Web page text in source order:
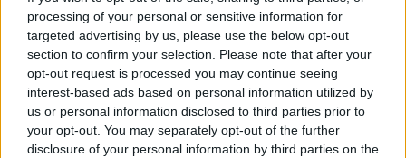
processing of your personal or sensitive information for
targeted advertising by us, please use the below opt-out
section to confirm your selection. Please note that after your
opt-out request is processed you may continue seeing
interest-based ads based on personal information utilized by
us or personal information disclosed to third parties prior to
your opt-out. You may separately opt-out of the further
disclosure of your personal information by third parties on the
Visi įrašai
Žiūrimiausi įrašai